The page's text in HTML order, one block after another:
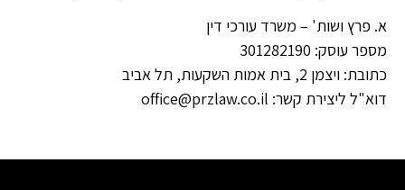
א. פרץ ושות' – משרד עורכי דין
מספר עוסק: 301282190
כתובת: ויצמן 2, בית אמות השקעות, תל אביב
דוא"ל ליצירת קשר: office@przlaw.co.il